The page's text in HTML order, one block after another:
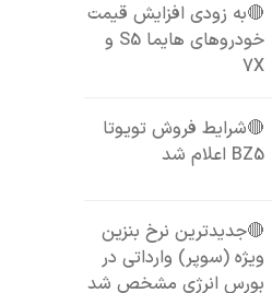
🔴به زودی افزایش قیمت
خودروهای هایما S5 و
7X
🔴شرایط فروش تویوتا
BZ5 اعلام شد
🔴جدیدترین نرخ بنزین
ویژه (سوپر) وارداتی در
بورس انرژی مشخص شد